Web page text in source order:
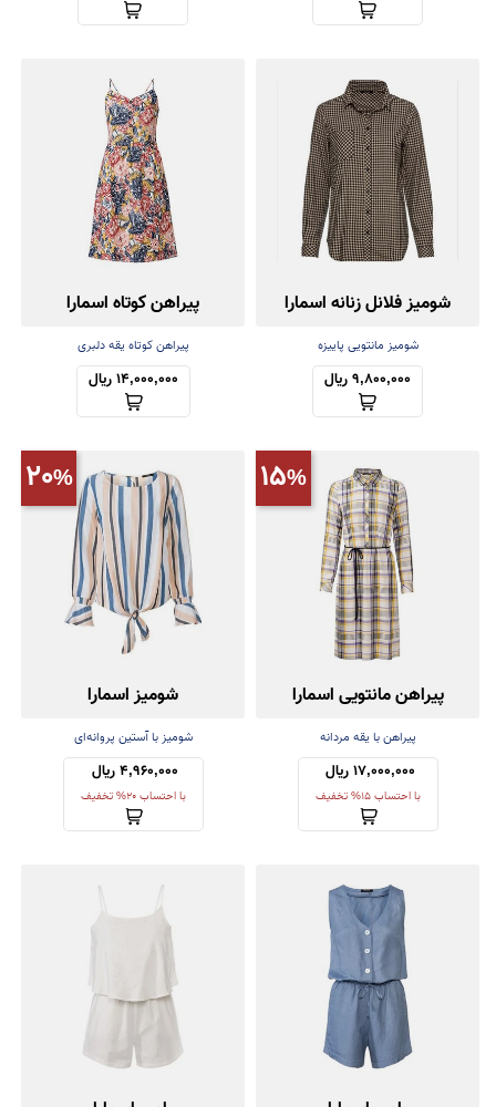
شومیز فلانل زنانه اسمارا
شومیز مانتویی پاییزه
9,800,000 ریال
پیراهن کوتاه اسمارا
پیراهن کوتاه یقه دلبری
14,000,000 ریال
15
پیراهن مانتویی اسمارا
پیراهن با یقه مردانه
17,000,000 ریال
با احتساب 15% تخفیف
20
شومیز اسمارا
شومیز با آستین پروانه‌ای
4,960,000 ریال
با احتساب 20% تخفیف